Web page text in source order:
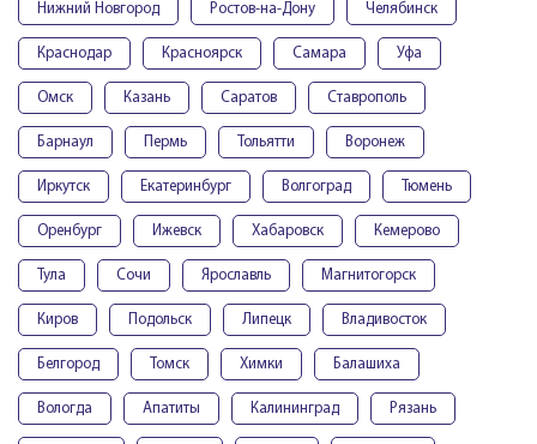
Нижний Новгород Ростов-на-Дону Челябинск
Краснодар Красноярск Самара Уфа
Омск Казань Саратов Ставрополь
Барнаул Пермь Тольятти Воронеж
Иркутск Екатеринбург Волгоград Тюмень
Оренбург Ижевск Хабаровск Кемерово
Тула Сочи Ярославль Магнитогорск
Киров Подольск Липецк Владивосток
Белгород Томск Химки Балашиха
Вологда Апатиты Калининград Рязань